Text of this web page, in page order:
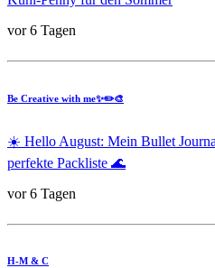
vor 6 Tagen
Be Creative with me✨✏️🎨
☀️ Hello August: Mein Bullet
perfekte Packliste 🌊
vor 6 Tagen
H-M & C